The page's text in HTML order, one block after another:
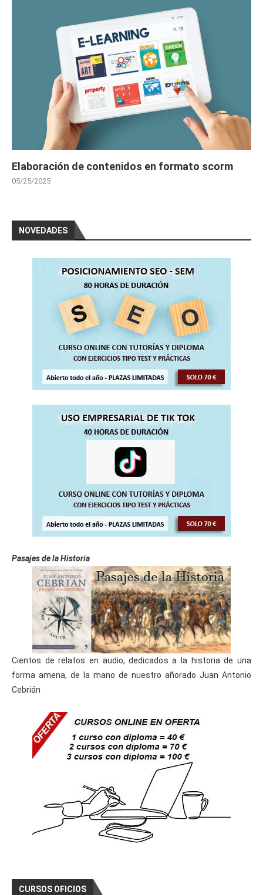
Elaboración de contenidos en formato scorm
05/25/2025
NOVEDADES
Pasajes de la Historia
Cientos de relatos en audio, dedicados a la historia de una
forma amena, de la mano de nuestro añorado Juan Antonio
Cebrián
CURSOS OFICIOS